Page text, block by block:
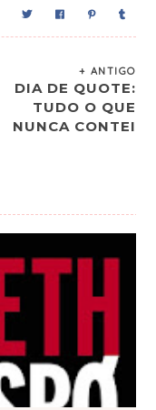
+ ANTIGO
DIA DE QUOTE:
TUDO O QUE
NUNCA CONTEI